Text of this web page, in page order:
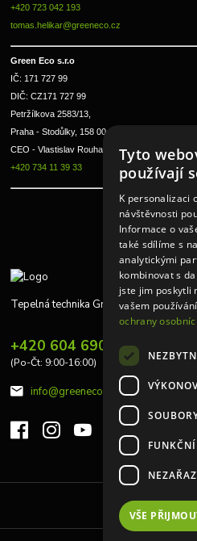
+420 723 042 193
tomas.helikar@greeneco.cz
Green Eco s.r.o
IČ: 171 727 99
DIČ: CZ171 727 99
Petržílkova 2583/13,
Praha - Stodůlky, 158 00
CEO - Vlastislav Rouha ml.
+420 734 11 39 33
Tepelná technika Greeneco
+420 604 690 848
(Po-Čt: 9:00-16:00)
info@greeneco.cz
Upravit sběr
Tyto
používají
K personalizaci
návštěvnosti
Informace o
také sdílíme s
analytickými
kombinovat s
jste jim poskytli
vašem
ochrany
VŠE